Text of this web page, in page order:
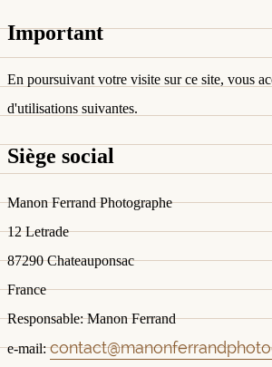
Important
En poursuivant votre visite sur ce site, vous
d'utilisations suivantes.
Siège social
Manon Ferrand Photographe
12 Letrade
87290 Chateauponsac
France
Responsable: Manon Ferrand
e-mail: